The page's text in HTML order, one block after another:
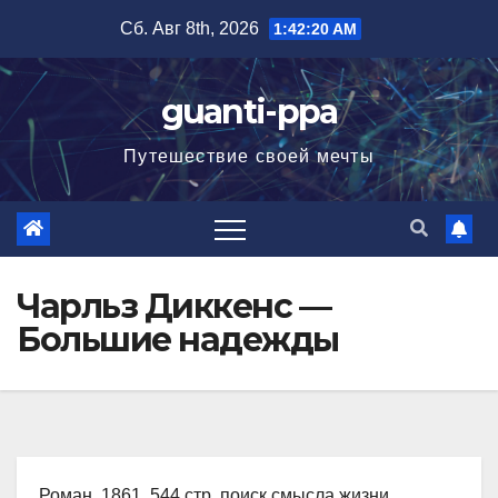
содержимому
Сб. Авг 8th, 2026 1:42:21 AM
guanti-ppa
Путешествие своей мечты
Чарльз Диккенс —
Большие надежды